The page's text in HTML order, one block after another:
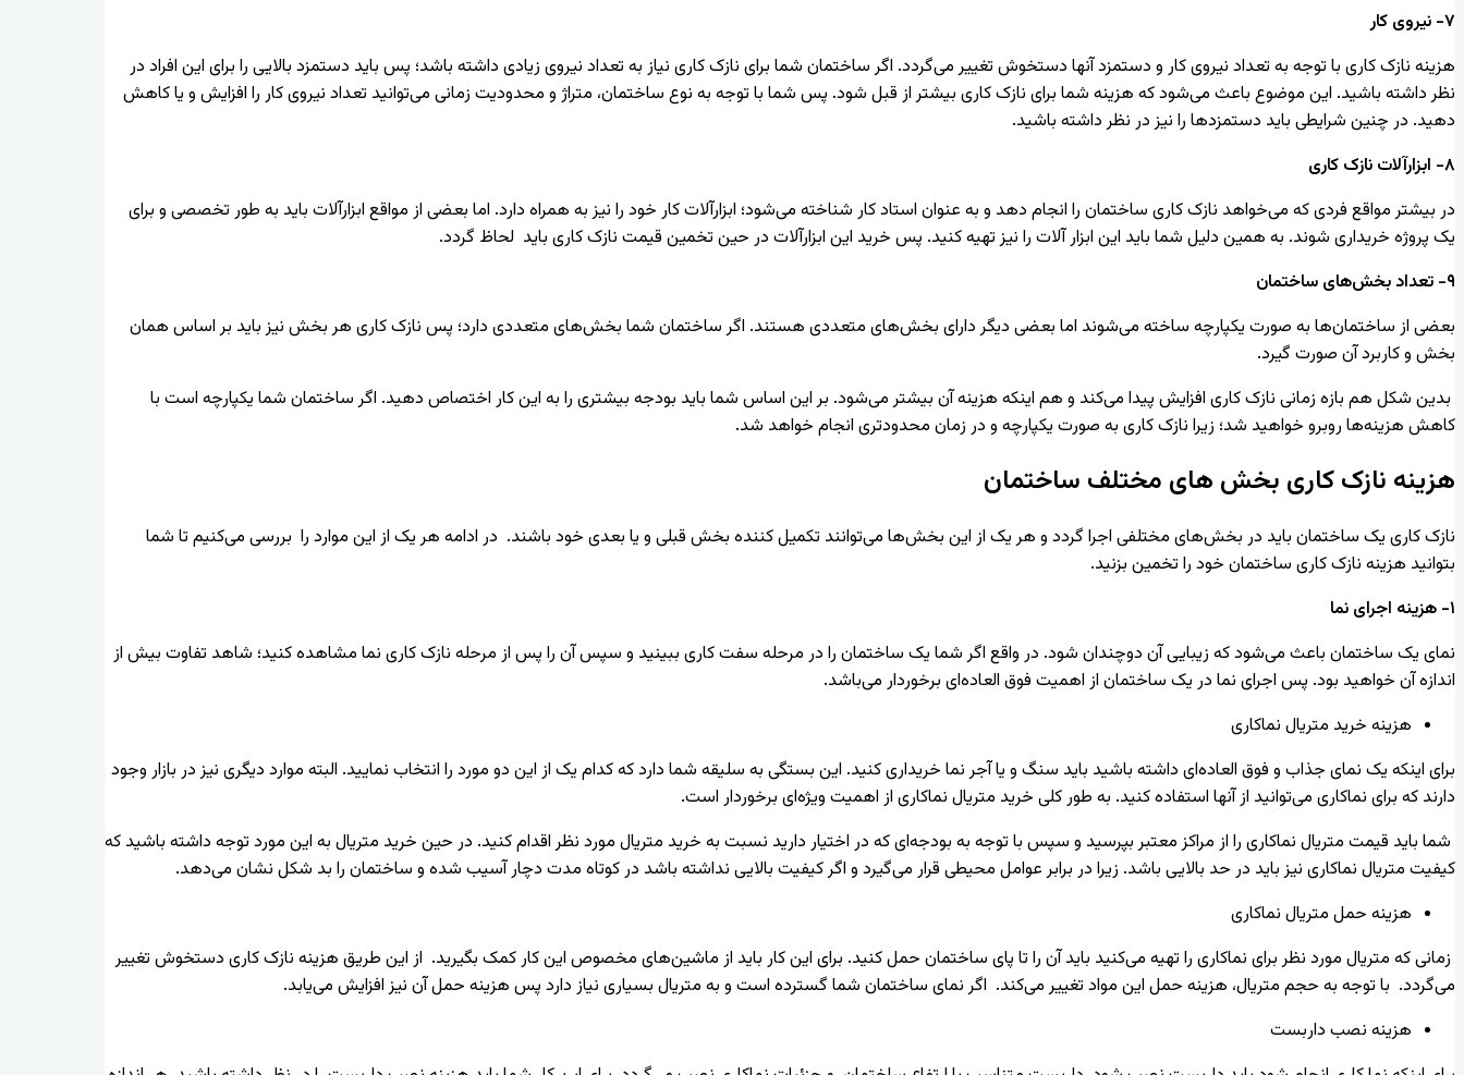
۷- نیروی کار
هزینه نازک کاری با توجه به تعداد نیروی کار و دستمزد آنها دستخوش تغییر می‌گردد. اگر ساختمان شما برای نازک کاری نیاز به تعداد نیروی زیادی داشته باشد؛ پس باید دستمزد بالایی را برای این افراد در
نظر داشته باشید. این موضوع باعث می‌شود که هزینه شما برای نازک کاری بیشتر از قبل شود. پس شما با توجه به نوع ساختمان، متراژ و محدودیت زمانی می‌توانید تعداد نیروی کار را افزایش و یا کاهش
دهید. در چنین شرایطی باید دستمزدها را نیز در نظر داشته باشید.
۸- ابزارآلات نازک کاری
در بیشتر مواقع فردی که می‌خواهد نازک کاری ساختمان را انجام دهد و به عنوان استاد کار شناخته می‌شود؛ ابزارآلات کار خود را نیز به همراه دارد. اما بعضی از مواقع ابزارآلات باید به طور تخصصی و برای
یک پروژه خریداری شوند. به همین دلیل شما باید این ابزار آلات را نیز تهیه کنید. پس خرید این ابزارآلات در حین تخمین قیمت نازک کاری باید لحاظ گردد.
۹- تعداد بخش‌های ساختمان
بعضی از ساختمان‌ها به صورت یکپارچه ساخته می‌شوند اما بعضی دیگر دارای بخش‌های متعددی هستند. اگر ساختمان شما بخش‌های متعددی دارد؛ پس نازک کاری هر بخش نیز باید بر اساس همان
بخش و کاربرد آن صورت گیرد.
بدین شکل هم بازه زمانی نازک کاری افزایش پیدا می‌کند و هم اینکه هزینه آن بیشتر می‌شود. بر این اساس شما باید بودجه بیشتری را به این کار اختصاص دهید. اگر ساختمان شما یکپارچه است با
کاهش هزینه‌ها روبرو خواهید شد؛ زیرا نازک کاری به صورت یکپارچه و در زمان محدودتری انجام خواهد شد.
هزینه نازک کاری بخش های مختلف ساختمان
نازک کاری یک ساختمان باید در بخش‌های مختلفی اجرا گردد و هر یک از این بخش‌ها می‌توانند تکمیل کننده بخش قبلی و یا بعدی خود باشند. در ادامه هر یک از این موارد را بررسی می‌کنیم تا شما
بتوانید هزینه نازک کاری ساختمان خود را تخمین بزنید.
۱- هزینه اجرای نما
نمای یک ساختمان باعث می‌شود که زیبایی آن دوچندان شود. در واقع اگر شما یک ساختمان را در مرحله سفت کاری ببینید و سپس آن را پس از مرحله نازک کاری نما مشاهده کنید؛ شاهد تفاوت بیش از
اندازه آن خواهید بود. پس اجرای نما در یک ساختمان از اهمیت فوق العاده‌ای برخوردار می‌باشد.
هزینه خرید متریال نماکاری
برای اینکه یک نمای جذاب و فوق العاده‌ای داشته باشید باید سنگ و یا آجر نما خریداری کنید. این بستگی به سلیقه شما دارد که کدام یک از این دو مورد را انتخاب نمایید. البته موارد دیگری نیز در بازار وجود
دارند که برای نماکاری می‌توانید از آنها استفاده کنید. به طور کلی خرید متریال نماکاری از اهمیت ویژه‌ای برخوردار است.
شما باید قیمت متریال نماکاری را از مراکز معتبر بپرسید و سپس با توجه به بودجه‌ای که در اختیار دارید نسبت به خرید متریال مورد نظر اقدام کنید. در حین خرید متریال به این مورد توجه داشته باشید که
کیفیت متریال نماکاری نیز باید در حد بالایی باشد. زیرا در برابر عوامل محیطی قرار می‌گیرد و اگر کیفیت بالایی نداشته باشد در کوتاه مدت دچار آسیب شده و ساختمان را بد شکل نشان می‌دهد.
هزینه حمل متریال نماکاری
زمانی که متریال مورد نظر برای نماکاری را تهیه می‌کنید باید آن را تا پای ساختمان حمل کنید. برای این کار باید از ماشین‌های مخصوص این کار کمک بگیرید. از این طریق هزینه نازک کاری دستخوش تغییر
می‌گردد. با توجه به حجم متریال، هزینه حمل این مواد تغییر می‌کند. اگر نمای ساختمان شما گسترده است و به متریال بسیاری نیاز دارد پس هزینه حمل آن نیز افزایش می‌یابد.
هزینه نصب داربست